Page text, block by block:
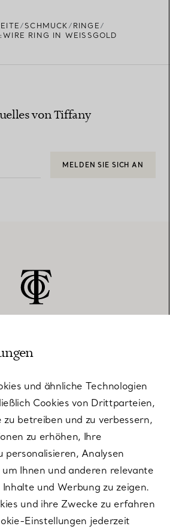
SCHMUCK
RINGE
RING IN WEISSGOLD
von Tiffany
MELDEN SIE SICH AN
und ähnliche Technologien
Cookies von Drittparteien,
betreiben und zu verbessern,
zu erhöhen, Ihre
Analysen
Ihnen und anderen relevante
und Werbung zu zeigen.
und ihre Zwecke zu erfahren
Einstellungen jederzeit